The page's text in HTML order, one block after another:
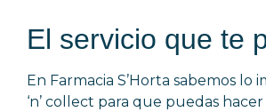
El servicio que te
En Farmacia S’Horta sabemos
‘n’ collect para que puedas